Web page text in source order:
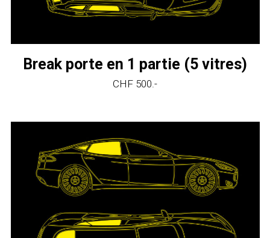
Break porte en 1 partie (5 vitres)
CHF 500.-